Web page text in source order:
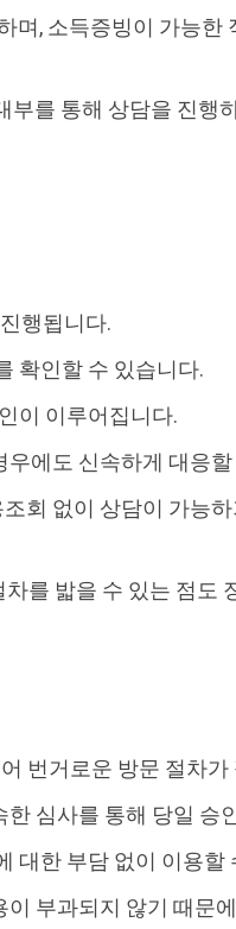
며, 소득증빙이 가능한
를 통해 상담을 진행
행됩니다.
확인할 수 있습니다.
이 이루어집니다.
에도 신속하게 대응
회 없이 상담이 가능
를 밟을 수 있는 점도
번거로운 방문 절차
심사를 통해 당일 승
대한 부담 없이 이용할
부과되지 않기 때문